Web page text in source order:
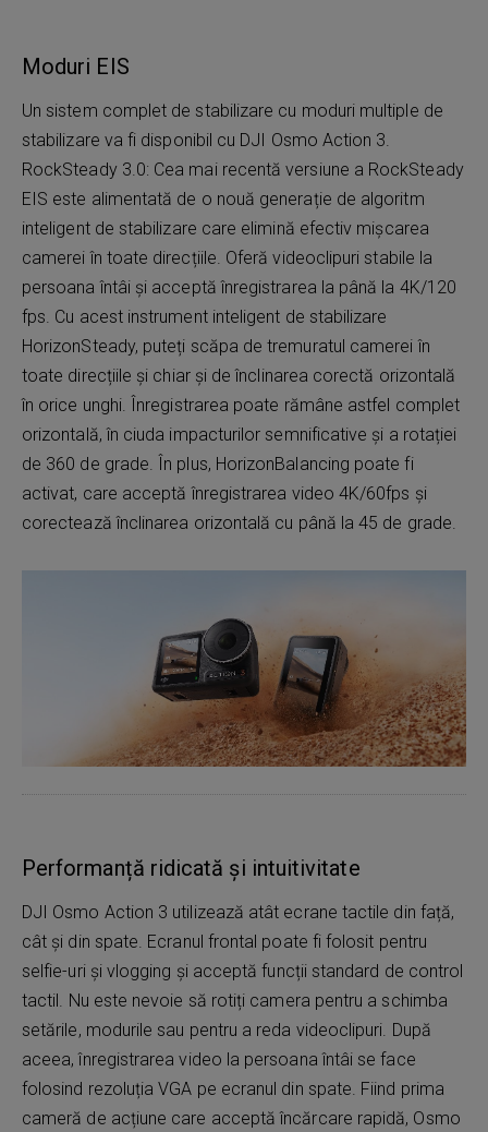
Moduri EIS
Un sistem complet de stabilizare cu moduri multiple de
stabilizare va fi disponibil cu DJI Osmo Action 3.
RockSteady 3.0: Cea mai recentă versiune a RockSteady
EIS este alimentată de o nouă generație de algoritm
inteligent de stabilizare care elimină efectiv mișcarea
camerei în toate direcțiile. Oferă videoclipuri stabile la
persoana întâi și acceptă înregistrarea la până la 4K/120
fps. Cu acest instrument inteligent de stabilizare
HorizonSteady, puteți scăpa de tremuratul camerei în
toate direcțiile și chiar și de înclinarea corectă orizontală
în orice unghi. Înregistrarea poate rămâne astfel complet
orizontală, în ciuda impacturilor semnificative și a rotației
de 360 ​​de grade. În plus, HorizonBalancing poate fi
activat, care acceptă înregistrarea video 4K/60fps și
corectează înclinarea orizontală cu până la 45 de grade.
Performanță ridicată și intuitivitate
DJI Osmo Action 3 utilizează atât ecrane tactile din față,
cât și din spate. Ecranul frontal poate fi folosit pentru
selfie-uri și vlogging și acceptă funcții standard de control
tactil. Nu este nevoie să rotiți camera pentru a schimba
setările, modurile sau pentru a reda videoclipuri. După
aceea, înregistrarea video la persoana întâi se face
folosind rezoluția VGA pe ecranul din spate. Fiind prima
cameră de acțiune care acceptă încărcare rapidă, Osmo